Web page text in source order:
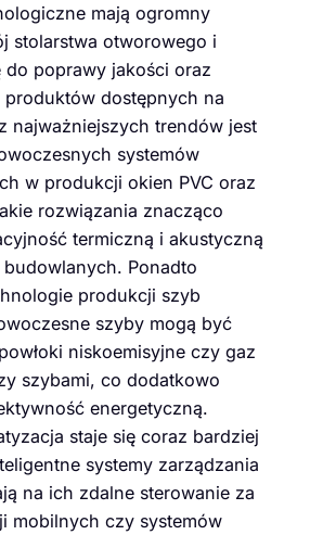
mają ogromny
stolarstwa otworowego i
do poprawy jakości oraz
dostępnych na
najważniejszych trendów jest
systemów
w produkcji okien PVC oraz
rozwiązania znacząco
termiczną i akustyczną
Ponadto
produkcji szyb
szyby mogą być
niskoemisyjne czy gaz
szybami, co dodatkowo
energetyczną.
staje się coraz bardziej
systemy zarządzania
na ich zdalne sterowanie za
mobilnych czy systemów